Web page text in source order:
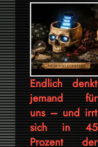
Endlich denkt
jemand für
uns – und irrt
sich in 45
Prozent der